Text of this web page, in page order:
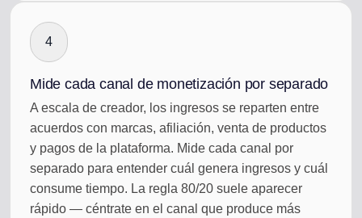
4
Mide cada canal de monetización por separado
A escala de creador, los ingresos se reparten entre
acuerdos con marcas, afiliación, venta de productos
y pagos de la plataforma. Mide cada canal por
separado para entender cuál genera ingresos y cuál
consume tiempo. La regla 80/20 suele aparecer
rápido — céntrate en el canal que produce más